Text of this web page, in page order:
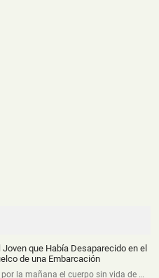
que Había Desaparecido en el
de una Embarcación
la mañana el cuerpo sin vida de …